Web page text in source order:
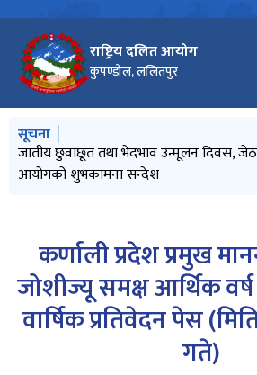
राष्ट्रिय दलित आयोग
कुपण्डोल, ललितपुर
मुख्य नेभिगेसनमा जानुहोस्
सूचना
सूचनाको हक सम्बन्धी ऐन, २०६४ को दफा ५
प्रयोजनार्थ (२०८३ वैशाख महिनादेखि २०८३
जातीय छुवाछूत तथा भेदभाव उन्मूलन दिवस, जेठ
आयोगको शुभकामना सन्देश
सूचना प्रविधि विस्तारः दिगो विकासको आधार
प्रेस विज्ञप्ति (सिन्धुली घटनाबारे आयोगको
उच्च शिक्षामा छात्रवृत्तिका लागि आवेदन फाराम
अनुदान आयोगको सूचना
कर्णाली प्रदेश प्रमुख
जोशीज्यू समक्ष आर्थिक
वार्षिक प्रतिवेदन पेस
गते)